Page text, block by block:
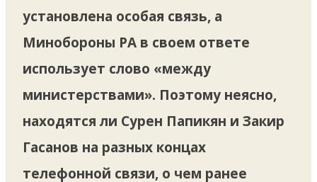
установлена ​​особая связь, а
Минобороны РА в своем ответе
использует слово «между
министерствами». Поэтому неясно,
находятся ли Сурен Папикян и Закир
Гасанов на разных концах
телефонной связи, о чем ранее